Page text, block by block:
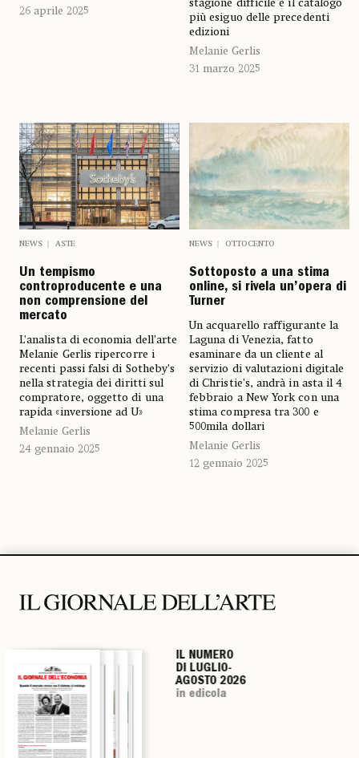
26 aprile 2025
stagione difficile e il catalogo
più esiguo delle precedenti
edizioni
Melanie Gerlis
31 marzo 2025
NEWS ASTE
Un tempismo
controproducente e una
non comprensione del
mercato
L’analista di economia dell’arte
Melanie Gerlis ripercorre i
recenti passi falsi di Sotheby’s
nella strategia dei diritti sul
compratore, oggetto di una
rapida «inversione ad U»
Melanie Gerlis
24 gennaio 2025
NEWS OTTOCENTO
Sottoposto a una stima
online, si rivela un’opera di
Turner
Un acquarello raffigurante la
Laguna di Venezia, fatto
esaminare da un cliente al
servizio di valutazioni digitale
di Christie’s, andrà in asta il 4
febbraio a New York con una
stima compresa tra 300 e
500mila dollari
Melanie Gerlis
12 gennaio 2025
IL NUMERO
DI LUGLIO-
AGOSTO 2026
in edicola
IL NUMERO
DI LUGLIO-
AGOSTO 2026
in edicola
IL NUMERO
DI LUGLIO-
AGOSTO 2026
in edicola
IL NUMERO
DI LUGLIO-
AGOSTO 2026
in edicola